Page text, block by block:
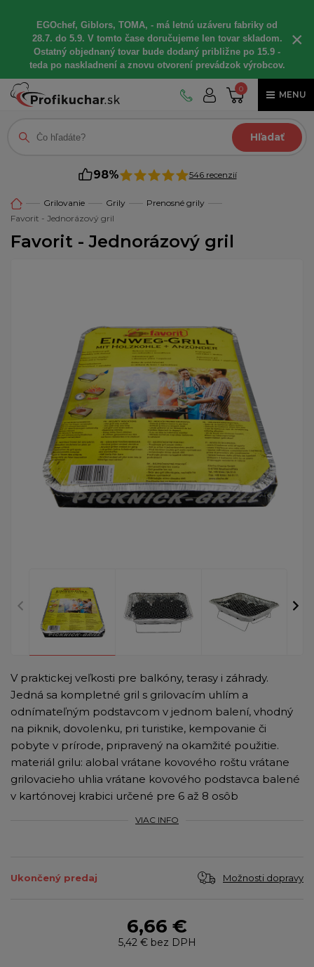
EGOchef, Giblors, TOMA, - má letnú uzáveru fabriky od
28.7. do 5.9. V tomto čase doručujeme len tovar skladom.
Ostatný objednaný tovar bude dodaný približne po 15.9 -
teda po naskladnení a znovu otvorení prevádzok výrobcov.
×
0
MENU
Hľadať
98% 546 recenzií
Grilovanie Grily
Prenosné grily
Favorit - Jednorázový gril
Favorit - Jednorázový gril
V praktickej veľkosti pre balkóny, terasy i záhrady.
Jedná sa kompletné gril s grilovacím uhlím a
odnímateľným podstavcom v jednom balení, vhodný
na piknik, dovolenku, pri turistike, kempovanie či
pobyte v prírode, pripravený na okamžité použitie.
materiál grilu: alobal vrátane kovového roštu vrátane
grilovacieho uhlia vrátane kovového podstavca balené
v kartónovej krabici určené pre 6 až 8 osôb
VIAC INFO
Ukončený predaj Možnosti dopravy
6,66 €
5,42 €bez DPH